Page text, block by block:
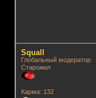
Squall
Глобальный модератор
Старожил
Карма: 132